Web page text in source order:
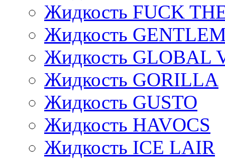
Жидкость FUCK
Жидкость
Жидкость GLOBAL
Жидкость GORILLA
Жидкость GUSTO
Жидкость HAVOCS
Жидкость ICE LAIR